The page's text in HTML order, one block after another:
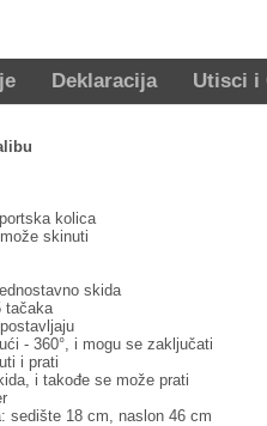
Deklaracija Utisci i
kolica
skinuti
skida
tačaka
- 360°, i mogu se zaključati
i prati
i takođe se može prati
sedište 18 cm, naslon 46 cm